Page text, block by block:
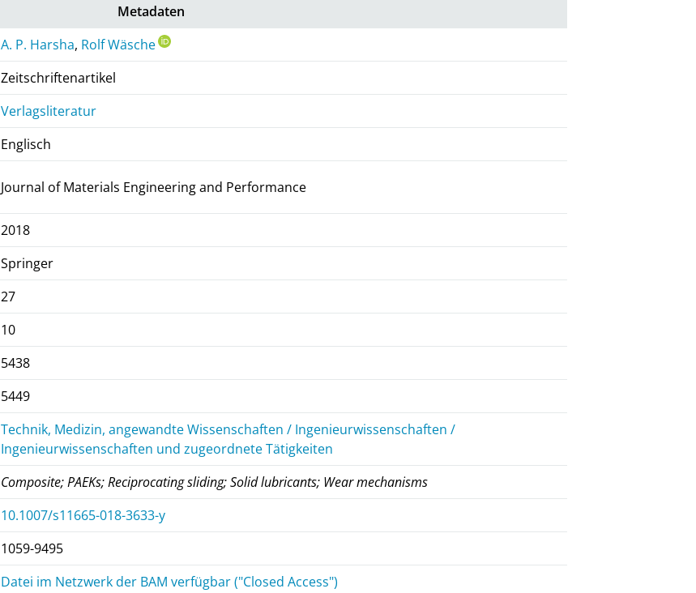
Metadaten
A. P. Harsha, Rolf Wäsche
Zeitschriftenartikel
Verlagsliteratur
Englisch
Journal of Materials Engineering and Performance
2018
Springer
27
10
5438
5449
Technik, Medizin, angewandte Wissenschaften / Ingenieurwissenschaften /
Ingenieurwissenschaften und zugeordnete Tätigkeiten
Composite; PAEKs; Reciprocating sliding; Solid lubricants; Wear mechanisms
10.1007/s11665-018-3633-y
1059-9495
Datei im Netzwerk der BAM verfügbar ("Closed Access")